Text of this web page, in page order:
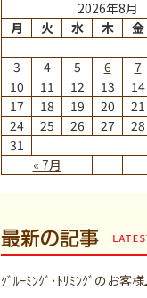
2026年8月
月
火 水 木 金
« 7月
3 4 5 6
7
10
11 12 13
14
17
18 19 20
21
24
25 26 27
28
31
最新の記事
ｸﾞﾙｰﾐﾝｸﾞ･ﾄﾘﾐﾝｸﾞのお客